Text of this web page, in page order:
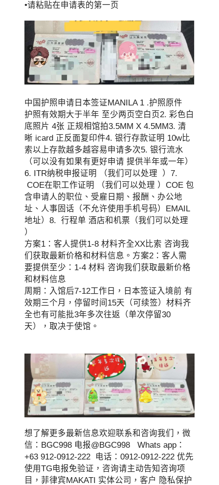
•请粘贴在申请表的第一页
中国护照申请日本签证MANILA 1 .护照原件
护照有效期大于半年 至少两页空白页2. 彩色白
底照片 4张 正规相馆拍3.5MM X 4.5MM3. 清
晰 icard 正反面复印件4. 银行存款证明 10w比
索以上存款越多越容易申请多次5. 银行流水
（可以没有如果有更好申请 提供半年或一年）
6. ITR纳税申报证明 （我们可以处理 ）7.
COE在职工作证明 （我们可以处理 ）COE 包
含申请人的职位、受雇日期、报酬、办公地
址、人事固话（不允许使用手机号码）EMAIL
地址）8. 行程单 酒店和机票（我们可以处理
）
方案1：客人提供1-8 材料齐全XX比索 咨询我
们获取最新价格和材料信息。方案2：客人需
要提供至少：1-4 材料 咨询我们获取最新价格
和材料信息
周期：入馆后7-12工作日，日本签证入境前 有
效期三个月，停留时间15天（可续签）材料齐
全也有可能批3年多次往返（单次停留30
天），取决于使馆。
想了解更多最新信息欢迎联系和咨询我们，微
信：BGC998 电报@BGC998 Whats app：
+63 912-0912-222 电话：0912-0912-222 优先
使用TG电报免验证，咨询请主动告知咨询项
目，菲律宾MAKATI 实体公司，客户 隐私保护